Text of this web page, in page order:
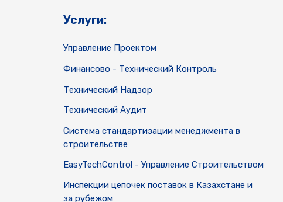
Услуги:
Управление Проектом
Финансово - Технический Контроль
Технический Надзор
Технический Аудит
Система стандартизации менеджмента в
строительстве
EasyTechControl - Управление Строительством
Инспекции цепочек поставок в Казахстане и
за рубежом